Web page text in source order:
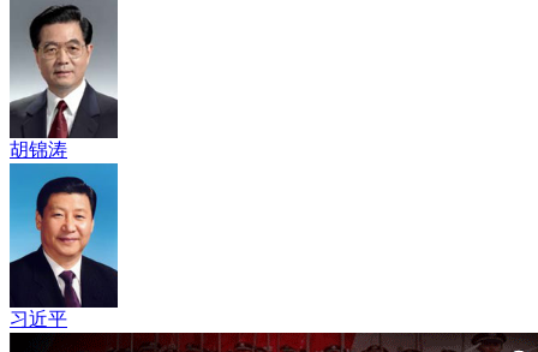
胡锦涛
习近平